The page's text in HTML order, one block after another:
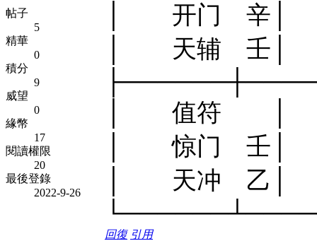
帖子
5
精華
0
積分
9
威望
0
緣幣
17
閱讀權限
20
最後登錄
2022-9-26
│ 开门
│ 天辅
│ 值符 │
│ 惊门 壬│
│ 天冲 乙│
回復 引用